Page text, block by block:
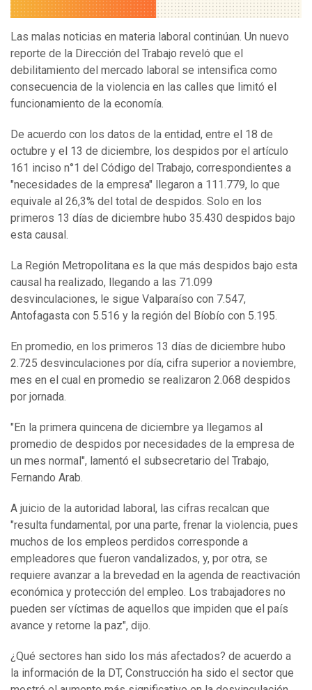
Las malas noticias en materia laboral continúan. Un nuevo
reporte de la Dirección del Trabajo reveló que el
debilitamiento del mercado laboral se intensifica como
consecuencia de la violencia en las calles que limitó el
funcionamiento de la economía.
De acuerdo con los datos de la entidad, entre el 18 de
octubre y el 13 de diciembre, los despidos por el artículo
161 inciso n°1 del Código del Trabajo, correspondientes a
"necesidades de la empresa" llegaron a 111.779, lo que
equivale al 26,3% del total de despidos. Solo en los
primeros 13 días de diciembre hubo 35.430 despidos bajo
esta causal.
La Región Metropolitana es la que más despidos bajo esta
causal ha realizado, llegando a las 71.099
desvinculaciones, le sigue Valparaíso con 7.547,
Antofagasta con 5.516 y la región del Bíobío con 5.195.
En promedio, en los primeros 13 días de diciembre hubo
2.725 desvinculaciones por día, cifra superior a noviembre,
mes en el cual en promedio se realizaron 2.068 despidos
por jornada.
"En la primera quincena de diciembre ya llegamos al
promedio de despidos por necesidades de la empresa de
un mes normal", lamentó el subsecretario del Trabajo,
Fernando Arab.
A juicio de la autoridad laboral, las cifras recalcan que
"resulta fundamental, por una parte, frenar la violencia, pues
muchos de los empleos perdidos corresponde a
empleadores que fueron vandalizados, y, por otra, se
requiere avanzar a la brevedad en la agenda de reactivación
económica y protección del empleo. Los trabajadores no
pueden ser víctimas de aquellos que impiden que el país
avance y retorne la paz", dijo.
¿Qué sectores han sido los más afectados? de acuerdo a
la información de la DT, Construcción ha sido el sector que